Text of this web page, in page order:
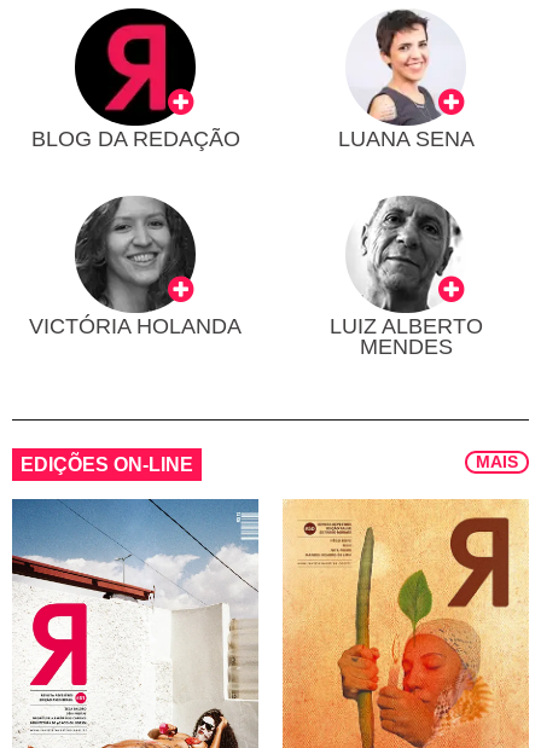
BLOG DA REDAÇÃO LUANA SENA
VICTÓRIA HOLANDA
LUIZ ALBERTO
MENDES
EDIÇÕES ON-LINE MAIS